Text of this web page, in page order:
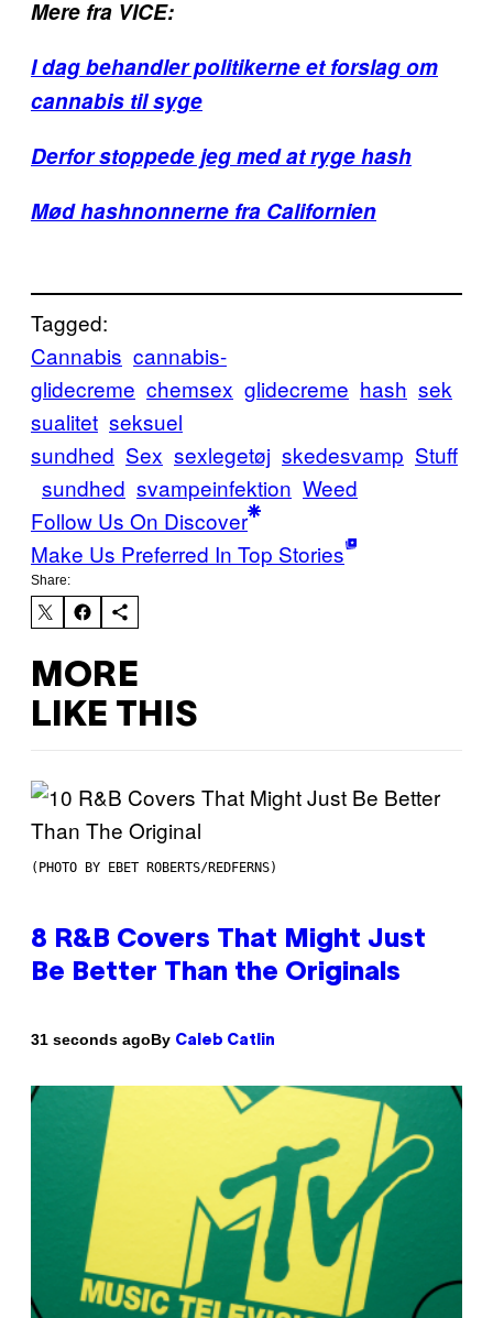
Mere fra VICE:
I dag behandler politikerne et forslag om
cannabis til syge
Derfor stoppede jeg med at ryge hash
Mød hashnonnerne fra Californien
Tagged:
Cannabis cannabis-
glidecreme chemsex glidecreme hash sek
sualitet seksuel
sundhed Sex sexlegetøj skedesvamp Stuff
sundhed svampeinfektion Weed
Follow Us On Discover
Make Us Preferred In Top Stories
Share:
MORE
LIKE THIS
(PHOTO BY EBET ROBERTS/REDFERNS)
8 R&B Covers That Might Just
Be Better Than the Originals
31 seconds agoBy Caleb Catlin